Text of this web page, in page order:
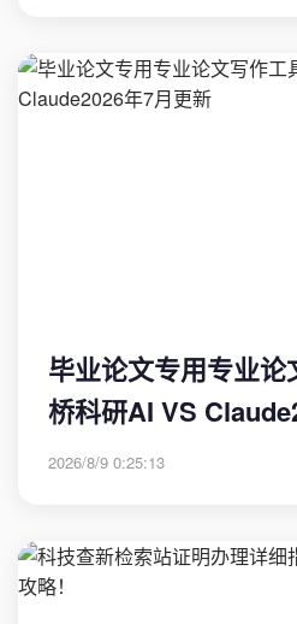
毕业论文专用专业
桥科研AI VS
2026/8/9 0:25:13